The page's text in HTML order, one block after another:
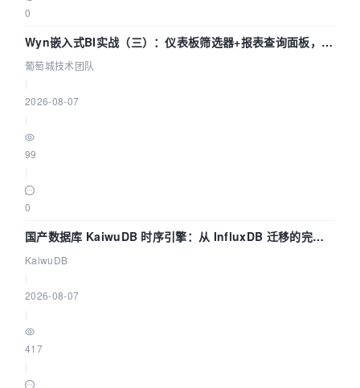
0
Wyn嵌入式BI实战（三）：仪表板筛选器+报表查询面板，参
数联动全闭环
葡萄城技术团队
2026-08-07
99
0
国产数据库 KaiwuDB 时序引擎：从 InfluxDB 迁移的完整
技术路径
KaiwuDB
2026-08-07
417